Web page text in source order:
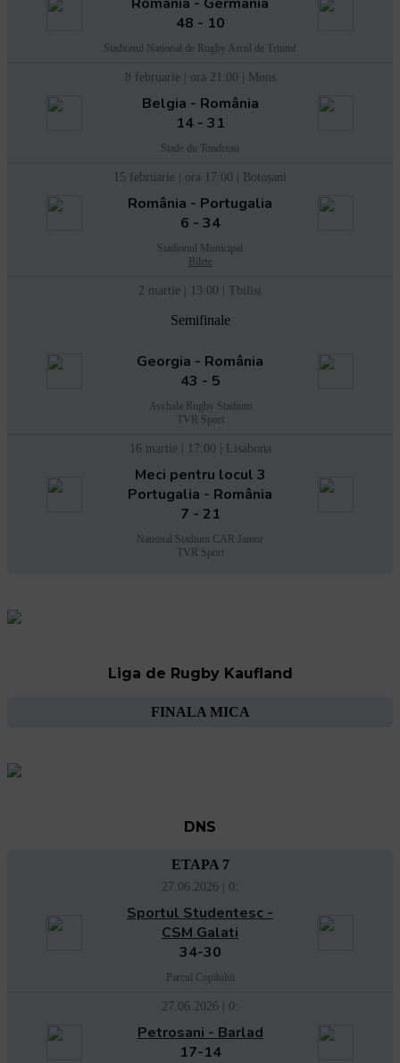
48 - 10
Stadionul Național de Rugby Arcul de Triumf
8 februarie | ora 21:00 | Mons
Belgia - România
14 - 31
Stade du Tondreau
15 februarie | ora 17:00 | Botoșani
România - Portugalia
6 - 34
Stadionul Municipal
Bilete
2 martie | 13:00 | Tbilisi
Semifinale
Georgia - România
43 - 5
Avchala Rugby Stadium
TVR Sport
16 martie | 17:00 | Lisabona
Meci pentru locul 3
Portugalia - România
7 - 21
National Stadium CAR Jamor
TVR Sport
Liga de Rugby Kaufland
FINALA MICA
DNS
ETAPA 7
27.06.2026 | 0:
Sportul Studentesc -
CSM Galati
34-30
Parcul Copilului
27.06.2026 | 0:
Petrosani - Barlad
17-14